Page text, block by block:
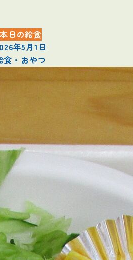
本日の給食
年5月1日
食・おやつ